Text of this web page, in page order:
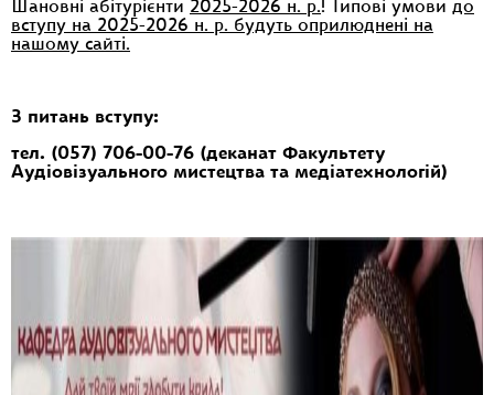
Шановні абітурієнти 2025-2026 н. р.! Типові умови до
вступу на 2025-2026 н. р. будуть оприлюднені на
нашому сайті.
З питань вступу:
тел. (057) 706-00-76 (деканат Факультету
Аудіовізуального мистецтва та медіатехнологій)